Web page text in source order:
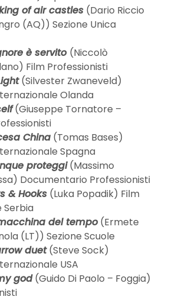
of air castles (Dario Riccio
(AQ)) Sezione Unica
è servito (Niccolò
Film Professionisti
(Silvester Zwaneveld)
Olanda
(Giuseppe Tornatore –
China (Tomas Bases)
Spagna
proteggi(Massimo
Documentario Professionisti
& Hooks (Luka Popadik) Film
Serbia
del tempo(Ermete
(LT)) Sezione Scuole
duet(Steve Sock)
USA
god(Guido Di Paolo – Foggia)